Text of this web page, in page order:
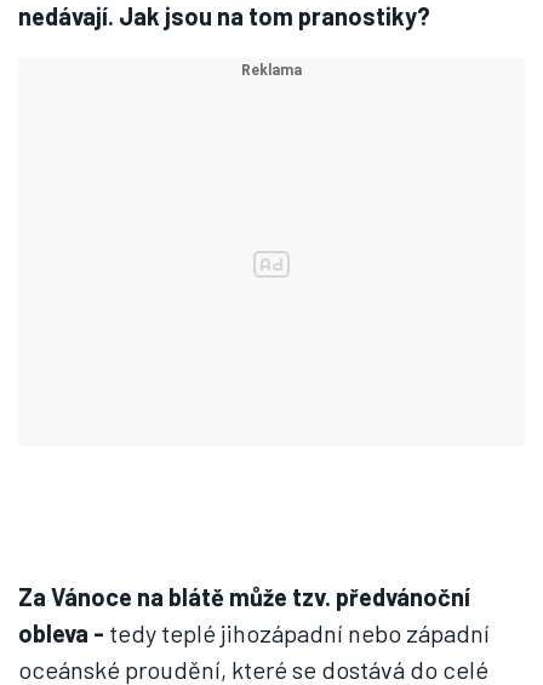
nedávají. Jak jsou na tom pranostiky?
Za Vánoce na blátě může tzv. předvánoční
obleva - tedy teplé jihozápadní nebo západní
oceánské proudění, které se dostává do celé